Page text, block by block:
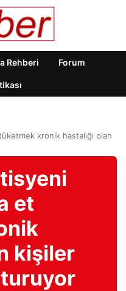
Rehberi Forum
kronik hastalığı olan
et
kişiler